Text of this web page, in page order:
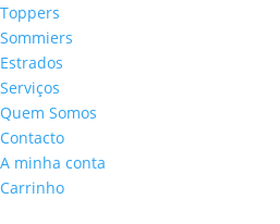
Toppers
Sommiers
Estrados
Serviços
Quem Somos
Contacto
A minha conta
Carrinho